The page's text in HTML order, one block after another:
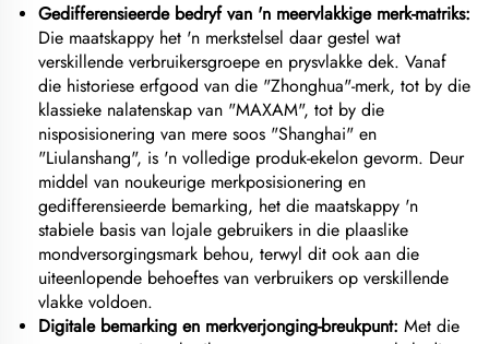
Gedifferensieerde bedryf van 'n meervlakkige merk-matriks:
Die maatskappy het 'n merkstelsel daar gestel wat
verskillende verbruikersgroepe en prysvlakke dek. Vanaf
die historiese erfgood van die "Zhonghua"-merk, tot by die
klassieke nalatenskap van "MAXAM", tot by die
nisposisionering van mere soos "Shanghai" en
"Liulanshang", is 'n volledige produk-ekelon gevorm. Deur
middel van noukeurige merkposisionering en
gedifferensieerde bemarking, het die maatskappy 'n
stabiele basis van lojale gebruikers in die plaaslike
mondversorgingsmark behou, terwyl dit ook aan die
uiteenlopende behoeftes van verbruikers op verskillende
vlakke voldoen.
Digitale bemarking en merkverjonging-breukpunt: Met die